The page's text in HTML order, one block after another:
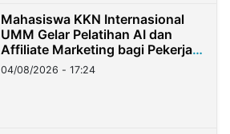
Mahasiswa KKN Internasional
UMM Gelar Pelatihan AI dan
Affiliate Marketing bagi Pekerja
Migran Indonesia di Taiwan
04/08/2026 - 17:24